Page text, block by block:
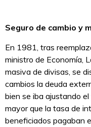
Seguro de cambio y
En 1981, tras
ministro de Economía,
masiva de divisas, se
cambios la deuda
bien se iba ajustando
mayor que la tasa de
beneficiados pagaban